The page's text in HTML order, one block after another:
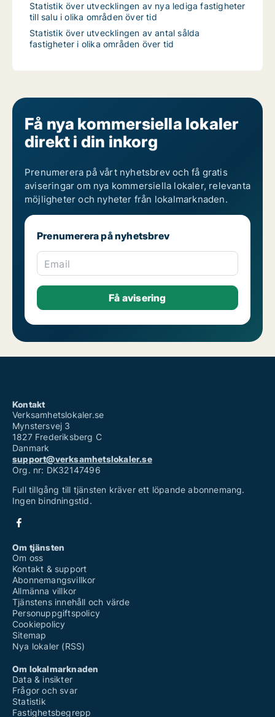
Statistik över utvecklingen av nya lediga fastigheter
till salu i olika områden över tid
Statistik över utvecklingen av antal sålda
fastigheter i olika områden över tid
Få nya kommersiella lokaler
direkt i din inkorg
Prenumerera på vårt nyhetsbrev och få gratis
aviseringar om nya kommersiella lokaler, relevanta
möjligheter och nyheter från lokalmarknaden.
Prenumerera på nyhetsbrev
Email
Kontakt
Verksamhetslokaler.se
Mynstersvej 3
1827 Frederiksberg C
Danmark
support@verksamhetslokaler.se
Org. nr: DK32147496
Full tillgång till tjänsten kräver ett löpande abonnemang.
Ingen bindningstid.
Om tjänsten
Om oss
Kontakt & support
Abonnemangsvillkor
Allmänna villkor
Tjänstens innehåll och värde
Personuppgiftspolicy
Cookiepolicy
Sitemap
Nya lokaler (RSS)
Om lokalmarknaden
Data & insikter
Frågor och svar
Statistik
Fastighetsbegrepp